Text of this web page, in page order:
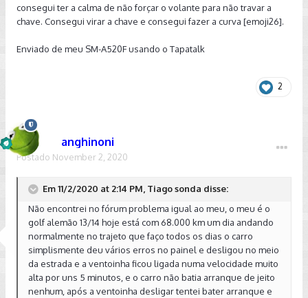
consegui ter a calma de não forçar o volante para não travar a
chave. Consegui virar a chave e consegui fazer a curva [emoji26].
Enviado de meu SM-A520F usando o Tapatalk
2
anghinoni
Postado November 2, 2020
Em 11/2/2020 at 2:14 PM, Tiago sonda disse:
Não encontrei no fórum problema igual ao meu, o meu é o
golf alemão 13/14 hoje está com 68.000 km um dia andando
normalmente no trajeto que faço todos os dias o carro
simplismente deu vários erros no painel e desligou no meio
da estrada e a ventoinha ficou ligada numa velocidade muito
alta por uns 5 minutos, e o carro não batia arranque de jeito
nenhum, após a ventoinha desligar tentei bater arranque e